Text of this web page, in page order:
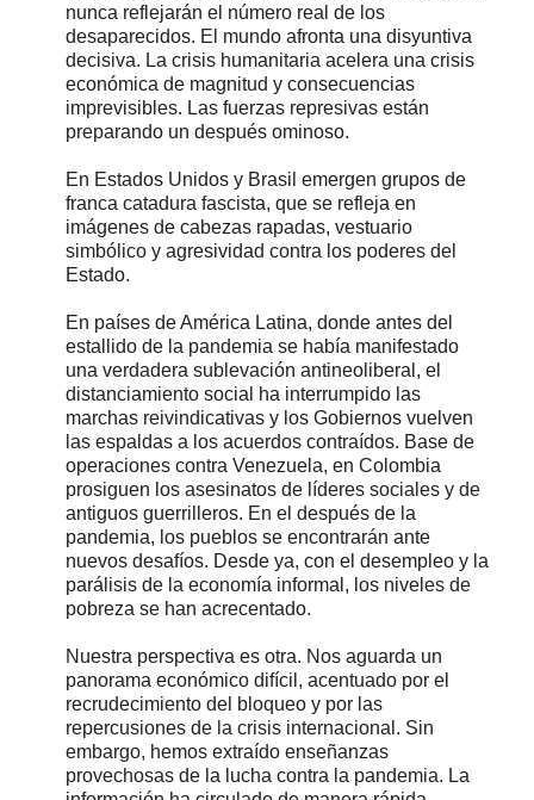
nunca reflejarán el número real de los
desaparecidos. El mundo afronta una disyuntiva
decisiva. La crisis humanitaria acelera una crisis
económica de magnitud y consecuencias
imprevisibles. Las fuerzas represivas están
preparando un después ominoso.
En Estados Unidos y Brasil emergen grupos de
franca catadura fascista, que se refleja en
imágenes de cabezas rapadas, vestuario
simbólico y agresividad contra los poderes del
Estado.
En países de América Latina, donde antes del
estallido de la pandemia se había manifestado
una verdadera sublevación antineoliberal, el
distanciamiento social ha interrumpido las
marchas reivindicativas y los Gobiernos vuelven
las espaldas a los acuerdos contraídos. Base de
operaciones contra Venezuela, en Colombia
prosiguen los asesinatos de líderes sociales y de
antiguos guerrilleros. En el después de la
pandemia, los pueblos se encontrarán ante
nuevos desafíos. Desde ya, con el desempleo y la
parálisis de la economía informal, los niveles de
pobreza se han acrecentado.
Nuestra perspectiva es otra. Nos aguarda un
panorama económico difícil, acentuado por el
recrudecimiento del bloqueo y por las
repercusiones de la crisis internacional. Sin
embargo, hemos extraído enseñanzas
provechosas de la lucha contra la pandemia. La